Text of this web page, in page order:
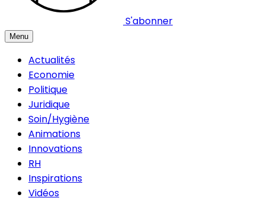
S'abonner
Menu
Actualités
Economie
Politique
Juridique
Soin/Hygiène
Animations
Innovations
RH
Inspirations
Vidéos